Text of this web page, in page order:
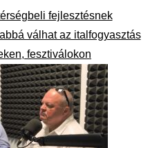
fejlesztésnek
válhat az italfogyasztás
fesztiválokon